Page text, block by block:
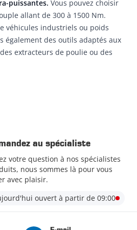
puissantes. Vous pouvez choisir
allant de 300 à 1500 Nm.
véhicules industriels ou poids
également des outils adaptés aux
extracteurs de poulie ou des
au spécialiste
votre question à nos spécialistes
nous sommes là pour vous
avec plaisir.
ouvert à partir de 09:00